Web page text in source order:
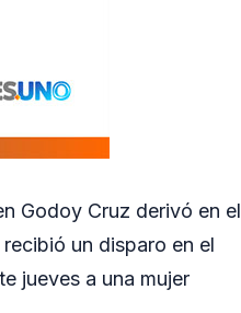
Godoy Cruz derivó en el
un disparo en el
jueves a una mujer